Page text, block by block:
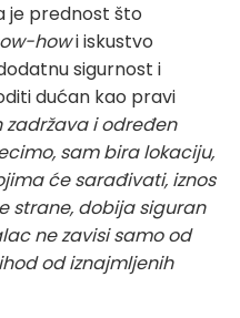
je prednost što
howi iskustvo
sigurnost i
dućan kao pravi
zadržava i određen
sam bira lokaciju,
će sarađivati, iznos
strane, dobija siguran
ne zavisi samo od
od iznajmljenih